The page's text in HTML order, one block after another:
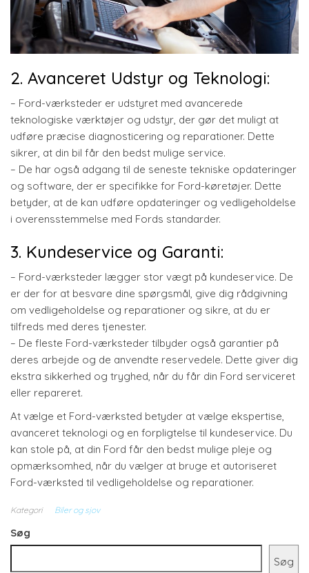
2. Avanceret Udstyr og Teknologi:
– Ford-værksteder er udstyret med avancerede
teknologiske værktøjer og udstyr, der gør det muligt at
udføre præcise diagnosticering og reparationer. Dette
sikrer, at din bil får den bedst mulige service.
– De har også adgang til de seneste tekniske opdateringer
og software, der er specifikke for Ford-køretøjer. Dette
betyder, at de kan udføre opdateringer og vedligeholdelse
i overensstemmelse med Fords standarder.
3. Kundeservice og Garanti:
– Ford-værksteder lægger stor vægt på kundeservice. De
er der for at besvare dine spørgsmål, give dig rådgivning
om vedligeholdelse og reparationer og sikre, at du er
tilfreds med deres tjenester.
– De fleste Ford-værksteder tilbyder også garantier på
deres arbejde og de anvendte reservedele. Dette giver dig
ekstra sikkerhed og tryghed, når du får din Ford serviceret
eller repareret.
At vælge et Ford-værksted betyder at vælge ekspertise,
avanceret teknologi og en forpligtelse til kundeservice. Du
kan stole på, at din Ford får den bedst mulige pleje og
opmærksomhed, når du vælger at bruge et autoriseret
Ford-værksted til vedligeholdelse og reparationer.
Kategori Biler og sjov
Søg
Søg